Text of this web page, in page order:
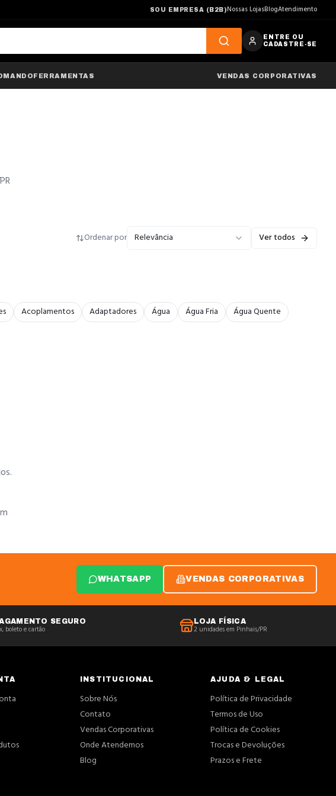
SOU EMPRESA (B2B)Nossas LojasBlogAtendimento
ENTRE OU
CADASTRE-SE
FERRAMENTAS VENDAS CORPORATIVAS
Ordenar por Relevância Ver todos
Acoplamentos Adaptadores Água Água Fria
Água Quente
WHATSAPP VENDAS CORPORATIVAS
SEGURO
boleto e cartão
LOJA FÍSICA
2 unidades em Pinhais/PR
INSTITUCIONAL
Sobre Nós
Contato
Vendas Corporativas
Onde Atendemos
Blog
AJUDA & LEGAL
Política de Privacidade
Termos de Uso
Política de Cookies
Trocas e Devoluções
Prazos e Frete